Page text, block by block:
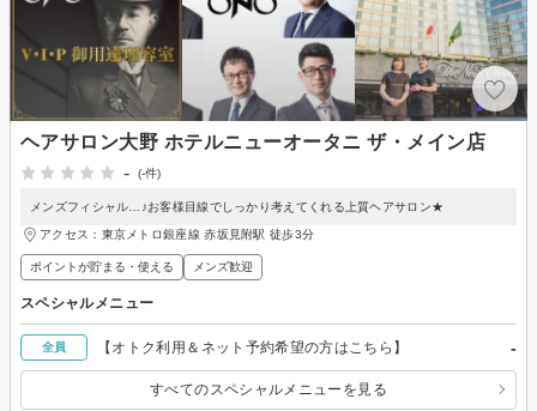
ヘアサロン大野 ホテルニューオータニ ザ・メイン店
-
(-件)
メンズフィシャル…♪お客様目線でしっかり考えてくれる上質ヘアサロン★
アクセス：東京メトロ銀座線 赤坂見附駅 徒歩3分
ポイントが貯まる・使える メンズ歓迎
スペシャルメニュー
全員 【オトク利用＆ネット予約希望の方はこちら】 -
すべてのスペシャルメニューを見る